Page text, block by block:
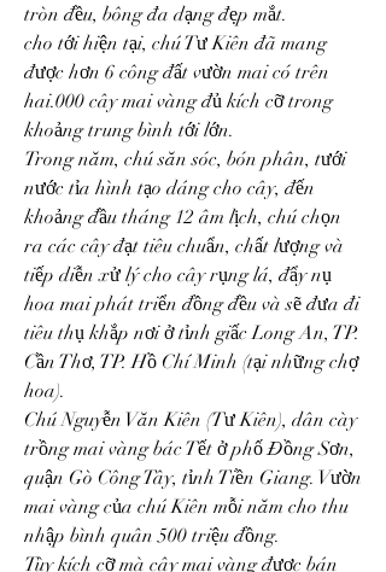
tròn đều, bông đa dạng đẹp mắt.
cho tới hiện tại, chú Tư Kiên đã mang
được hơn 6 công đất vườn mai có trên
hai.000 cây mai vàng đủ kích cỡ trong
khoảng trung bình tới lớn.
Trong năm, chú săn sóc, bón phân, tưới
nước tỉa hình tạo dáng cho cây, đến
khoảng đầu tháng 12 âm lịch, chú chọn
ra các cây đạt tiêu chuẩn, chất lượng và
tiếp diễn xử lý cho cây rụng lá, đẩy nụ
hoa mai phát triển đồng đều và sẽ đưa đi
tiêu thụ khắp nơi ở tỉnh giấc Long An, TP.
Cần Thơ, TP. Hồ Chí Minh (tại những chợ
hoa).
Chú Nguyễn Văn Kiên (Tư Kiên), dân cày
trồng mai vàng bác Tết ở phố Đồng Sơn,
quận Gò Công Tây, tỉnh Tiền Giang. Vườn
mai vàng của chú Kiên mỗi năm cho thu
nhập bình quân 500 triệu đồng.
Tùy kích cỡ mà cây mai vàng được bán